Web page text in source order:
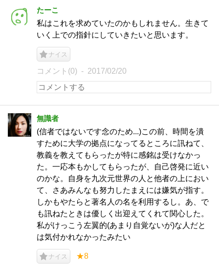
たーこ
私はこれを求めていたのかもしれません。生きて
いく上での指針にしていきたいと思います。
ナイス
コメント(0) 2017/02/20
無識者
(信者ではないです念のため...)この前、時間を潰
すために大学の拠点になってるところに訊ねて、
教義を教えてもらったが特に感銘は受けなかっ
た。一応本もかしてもらったが、自己啓発に近い
のかな。自身を九次元世界の人と他者の上におい
て、さあみんなも努力したまえには嫌気が指す。
しかもやたらと著名人の名を利用するし。あ、で
も訊ねたときは優しく出迎えてくれて関心した。
私がけっこう左翼的(あまり自覚ないが)な人だと
は気付かれなかったみたい
ナイス ★8